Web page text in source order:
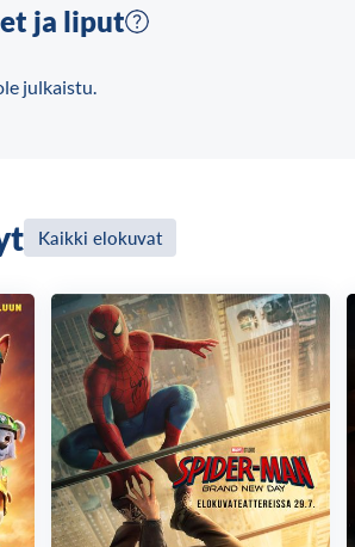
ja liput
julkaistu.
Kaikki elokuvat